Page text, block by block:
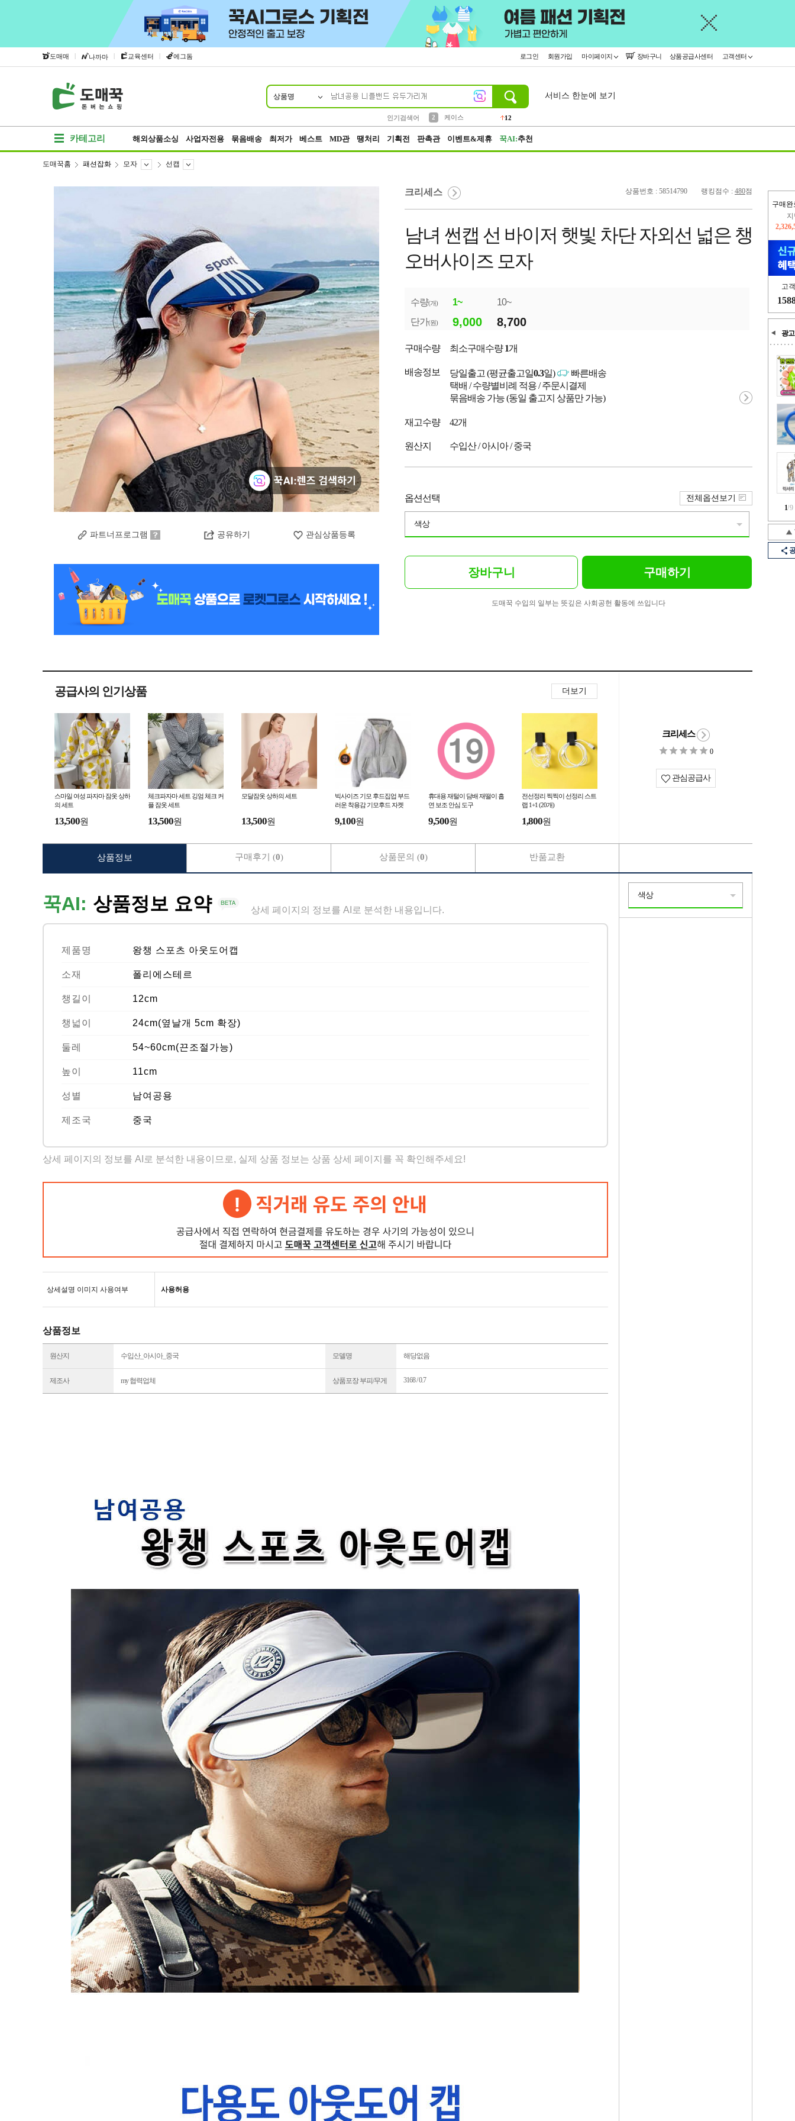
도매매 | 나까마 | 교육센터 | 에그돔 로그인 회원가입 마이페이지 장바구니 상품공급사센터 고객센터
상품명
인기검색어
2
케이스
12
서비스 한눈에 보기
카테고리 해외상품소싱 사업자전용 묶음배송 최저가 베스트 MD관 땡처리 기획전 판촉관 이벤트&제휴 꾹AI:추천
구매완
고
광고
1/9
도매꾹홈 패션잡화 모자 선캡
파트너프로그램 공유하기 관심상품등록
상품번호 : 58514790 랭킹점수 : 480점
크리세스
남녀 썬캡 선 바이저 햇빛 차단 자외선 넓은 챙
오버사이즈 모자
수량(개) 1~
10~
단가(원) 9,000 8,700
구매수량 최소구매수량1개
배송정보 당일출고 (평균출고일0.3일)
빠른배송
택배 / 수량별비례 적용 / 주문시결제
묶음배송 가능 (동일 출고지 상품만 가능)
재고수량 42개
원산지 수입산 / 아시아 / 중국
옵션선택
색상
전체옵션보기
장바구니 구매하기
도매꾹 수입의 일부는 뜻깊은 사회공헌 활동에 쓰입니다
공급사의 인기상품 더보기
스마일 여성 파자마 잠옷 상하
의 세트
13,500원
체크파자마 세트 깅엄 체크 커
플 잠옷 세트
13,500원
모달잠옷 상하의 세트
13,500원
빅사이즈 기모 후드집업 부드
러운 착용감 기모후드 자켓
9,100원
휴대용 재털이 담배 재떨이 흡
연 보조 안심 도구
9,500원
전선정리 찍찍이 선정리 스트
랩 1+1 (20개)
1,800원
크리세스
0
관심공급사
꾹AI: 상품정보 요약 상세 페이지의 정보를 AI로 분석한 내용입니다.
제품명 왕챙 스포츠 아웃도어캡
소재 폴리에스테르
챙길이 12cm
챙넓이 24cm(옆날개 5cm 확장)
둘레 54~60cm(끈조절가능)
높이 11cm
성별 남여공용
제조국 중국
상세 페이지의 정보를 AI로 분석한 내용이므로, 실제 상품 정보는 상품 상세 페이지를 꼭 확인해주세요!
상세설명 이미지 사용여부 사용허용
상품정보
원산지 수입산_아시아_중국 모델명 해당없음
제조사 my 협력업체 상품포장 부피/무게 3168 / 0.7
상품정보 구매후기 (0) 상품문의 (0) 반품교환
색상